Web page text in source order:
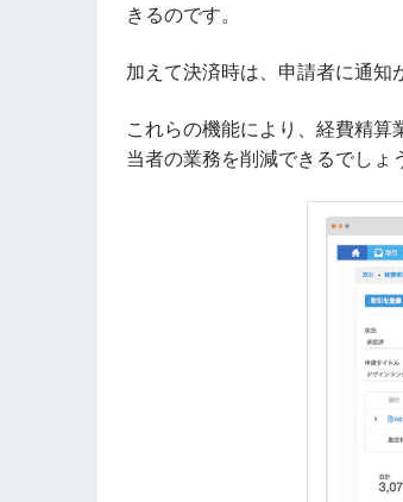
きるのです。
加えて決済時は、申請者に通知
これらの機能により、経費精算
当者の業務を削減できるでしょ